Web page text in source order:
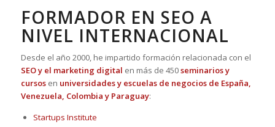
FORMADOR EN SEO A
NIVEL INTERNACIONAL
Desde el año 2000, he impartido formación relacionada con el
SEO y el marketing digital en más de 450seminarios y
cursos en universidades y escuelas de negocios de España,
Venezuela, Colombia y Paraguay:
Startups Institute